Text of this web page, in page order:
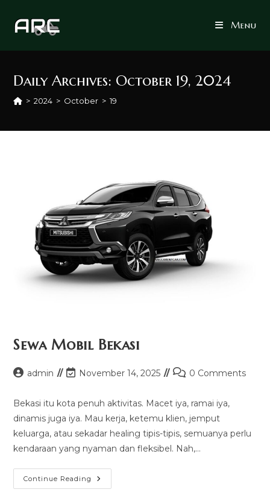
Menu
Daily Archives: October 19, 2024
> 2024 > October > 19
Sewa Mobil Bekasi
Postadmin
Post
modified:
November 14, 2025
Post0 Comments
Bekasi itu kota penuh aktivitas. Macet iya, ramai iya,
dinamis juga iya. Mau kerja, ketemu klien, jemput
keluarga, atau sekadar healing tipis-tipis, semuanya perlu
kendaraan yang nyaman dan fleksibel. Nah,…
Continue Reading Sewa
Mobil